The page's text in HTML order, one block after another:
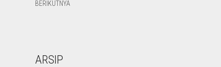
BERIKUTNYA
ARSIP